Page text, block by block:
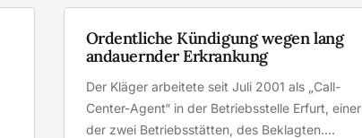
Ordentliche Kündigung wegen lang
andauernder Erkrankung
Der Kläger arbeitete seit Juli 2001 als „Call-
Center-Agent“ in der Betriebsstelle Erfurt, einer
der zwei Betriebsstätten, des Beklagten.…